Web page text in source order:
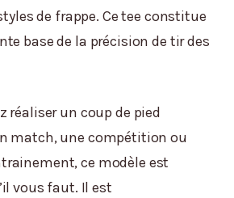
de frappe. Ce tee constitue
base de la précision de tir des
réaliser un coup de pied
match, une compétition ou
ce modèle est
vous faut. Il est